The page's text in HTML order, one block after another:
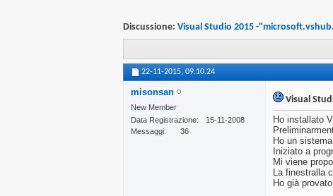
Discussione: Visual Studio 2015 -
22-11-2015, 09.10.24
misonsan
New Member
Data Registrazione
15-11-2008
Messaggi
36
Visual
Ho installato
Ho un
Iniziato a
Mi viene
La finestralla
Ho già